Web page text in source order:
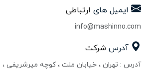
ایمیل های ارتباطی
info@mashinno.com
آدرس شرکت
آدرس : تهران ، خیابان ملت ، کوچه میرشریفی ،